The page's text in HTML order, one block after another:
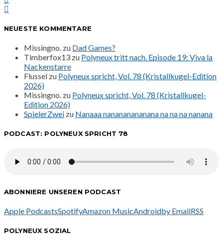
NEUESTE KOMMENTARE
Missingno. zu Dad Games?
Timberfox13 zu Polyneux tritt nach. Episode 19: Viva la
Nackenstarre
Flussel zu Polyneux spricht, Vol. 78 (Kristallkugel-Edition
2026)
Missingno. zu Polyneux spricht, Vol. 78 (Kristallkugel-
Edition 2026)
SpielerZwei zu Nanaaa nanananananana na na na nanana
PODCAST: POLYNEUX SPRICHT 78
ABONNIERE UNSEREN PODCAST
Apple PodcastsSpotifyAmazon MusicAndroidby EmailRSS
POLYNEUX SOZIAL